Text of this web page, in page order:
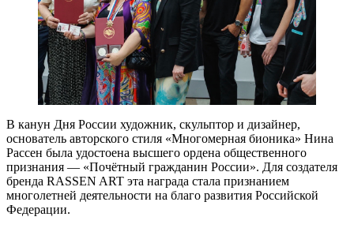
В канун Дня России художник, скульптор и дизайнер,
основатель авторского стиля «Многомерная бионика» Нина
Рассен была удостоена высшего ордена общественного
признания — «Почётный гражданин России». Для создателя
бренда RASSEN ART эта награда стала признанием
многолетней деятельности на благо развития Российской
Федерации.